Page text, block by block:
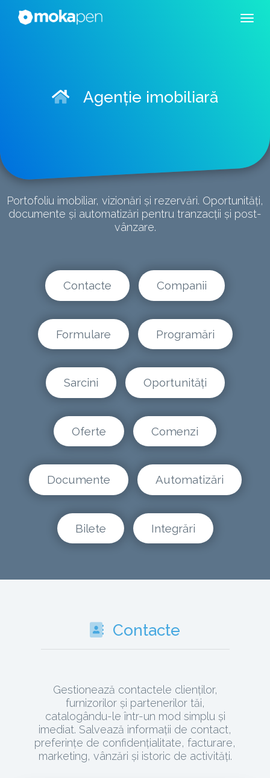
Agenție imobiliară
Portofoliu imobiliar, vizionări și rezervări. Oportunități,
documente și automatizări pentru tranzacții și post-
vânzare.
Contacte Companii
Formulare Programări
Sarcini Oportunități
Oferte Comenzi
Documente Automatizări
Bilete Integrări
Contacte
Gestionează contactele clienților,
furnizorilor și partenerilor tăi,
catalogându-le într-un mod simplu și
imediat. Salvează informații de contact,
preferințe de confidențialitate, facturare,
marketing, vânzări și istoric de activități.